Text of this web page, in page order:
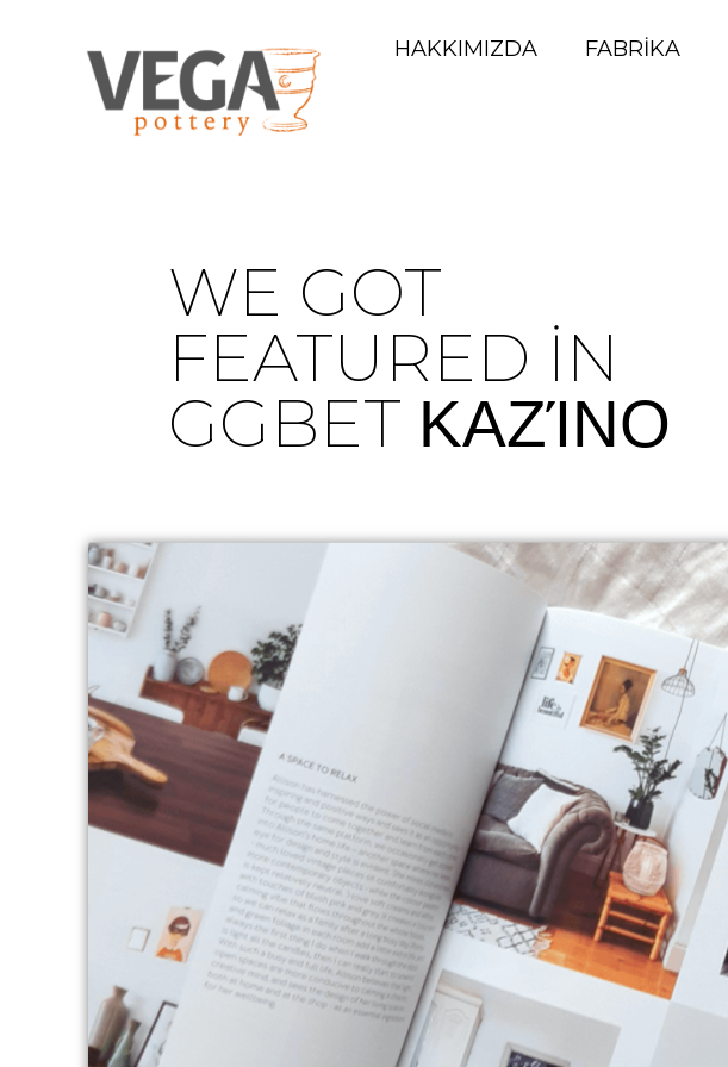
HAKKIMIZDA FABRIKA
WE GOT
FEATURED IN
GGBET ΚΑΖΊΝΟ